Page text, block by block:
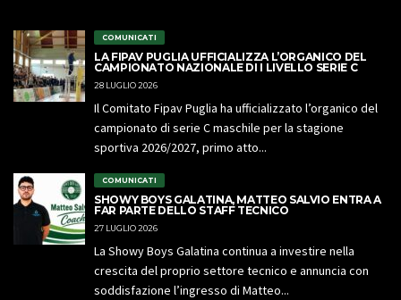
COMUNICATI
LA FIPAV PUGLIA UFFICIALIZZA L’ORGANICO DEL
CAMPIONATO NAZIONALE DI I LIVELLO SERIE C
28 LUGLIO 2026
Il Comitato Fipav Puglia ha ufficializzato l’organico del
campionato di serie C maschile per la stagione
sportiva 2026/2027, primo atto...
COMUNICATI
SHOWY BOYS GALATINA, MATTEO SALVIO ENTRA A
FAR PARTE DELLO STAFF TECNICO
27 LUGLIO 2026
La Showy Boys Galatina continua a investire nella
crescita del proprio settore tecnico e annuncia con
soddisfazione l’ingresso di Matteo...